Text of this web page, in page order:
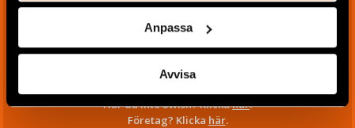
Anpassa
Avvisa
förpersonuppgiftshantering.
Du bekräftar betalningen med Swish i nästa steg.
Har du inte Swish? Klickahär.
Företag? Klicka här.